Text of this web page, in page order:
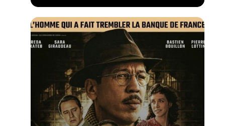
Voir la fiche du film